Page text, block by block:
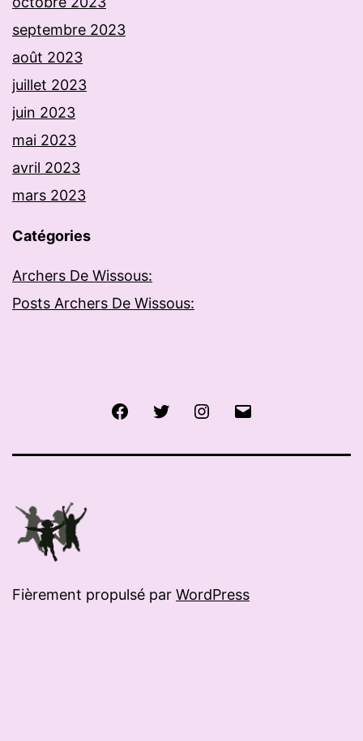
septembre 2023
août 2023
juillet 2023
juin 2023
mai 2023
avril 2023
mars 2023
Catégories
Archers De Wissous:
Posts Archers De Wissous:
FacebookTwitter Instagram
Fièrement propulsé par WordPress